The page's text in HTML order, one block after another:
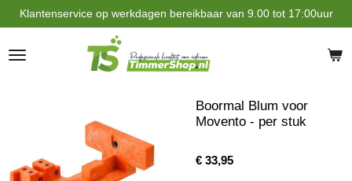
Ga
direct
naar
de
Klantenservice op werkdagen bereikbaar van 9.00 tot 17:00uur
Boormal Blum voor
Movento - per stuk
€ 33,95